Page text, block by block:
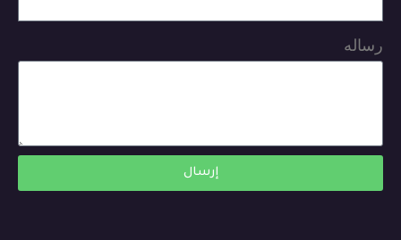
رساله
إرسال